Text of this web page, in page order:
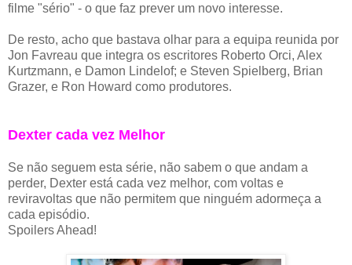
filme "sério" - o que faz prever um novo interesse.
De resto, acho que bastava olhar para a equipa reunida por
Jon Favreau que integra os escritores Roberto Orci, Alex
Kurtzmann, e Damon Lindelof; e Steven Spielberg, Brian
Grazer, e Ron Howard como produtores.
Dexter cada vez Melhor
Se não seguem esta série, não sabem o que andam a
perder, Dexter está cada vez melhor, com voltas e
reviravoltas que não permitem que ninguém adormeça a
cada episódio.
Spoilers Ahead!